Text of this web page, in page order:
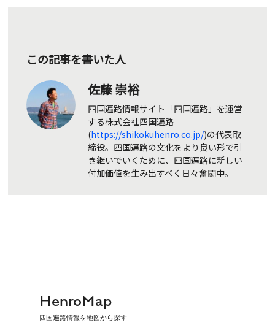
この記事を書いた人
佐藤 崇裕
四国遍路情報サイト「四国遍路」を運営
する株式会社四国遍路
(https://shikokuhenro.co.jp/)の代表取
締役。四国遍路の文化をより良い形で引
き継いでいくために、四国遍路に新しい
付加価値を生み出すべく日々奮闘中。
HenroMap
四国遍路情報を地図から探す